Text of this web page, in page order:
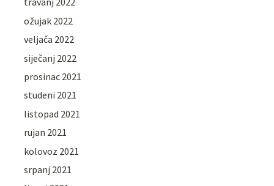
ožujak 2022
veljača 2022
siječanj 2022
prosinac 2021
studeni 2021
listopad 2021
rujan 2021
kolovoz 2021
srpanj 2021